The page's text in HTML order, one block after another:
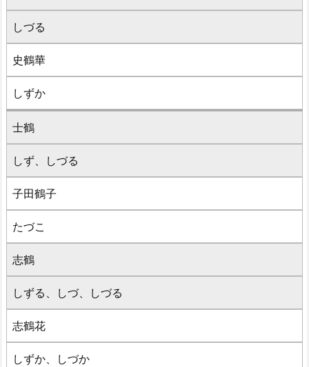
しづる
史鶴華
しずか
士鶴
しず、しづる
子田鶴子
たづこ
志鶴
しずる、しづ、しづる
志鶴花
しずか、しづか